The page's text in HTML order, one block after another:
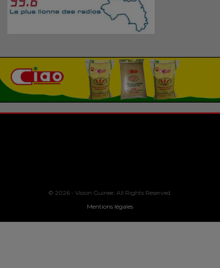
© 2026 - Vision Guinee. All Rights Reserved.
Mentions légales